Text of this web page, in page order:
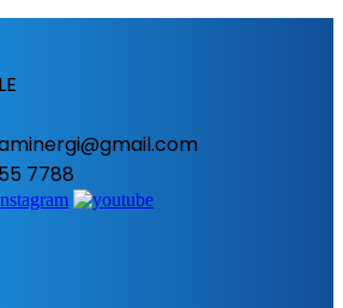
7788